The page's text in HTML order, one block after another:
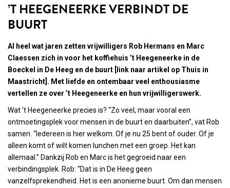
’T HEEGENEERKE VERBINDT DE
BUURT
Al heel wat jaren zetten vrijwilligers Rob Hermans en Marc
Claessen zich in voor het koffiehuis ’t Heegeneerke in de
Boeckel in De Heeg en de buurt [link naar artikel op Thuis in
Maastricht]. Met liefde en ontembaar veel enthousiasme
vertellen ze over ’t Heegeneerke en hun vrijwilligerswerk.
Wat ’t Heegeneerke precies is? “Zo veel, maar vooral een
ontmoetingsplek voor mensen in de buurt en daarbuiten”, vat Rob
samen. “Iedereen is hier welkom. Of je nu 25 bent of ouder. Of je
alleen komt of wilt komen lunchen met een groep. Het kan
allemaal.” Dankzij Rob en Marc is het gegroeid naar een
verbindingsplek. Rob: “Dat is in De Heeg geen
vanzelfsprekendheid. Het is een anonieme buurt. Om dan mensen